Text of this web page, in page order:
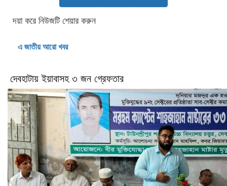
দয়া করে নিউজটি শেয়ার করুন
এ জাতীয় আরো খবর
দেবহাটায় ইয়াবাসহ ৩ জন গ্রেফতার